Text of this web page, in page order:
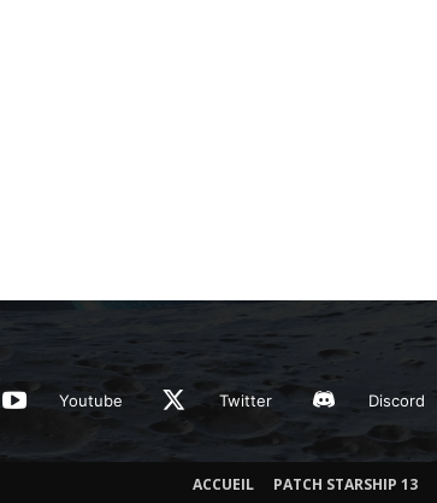
Youtube Twitter Discord
ACCUEIL PATCH STARSHIP 13